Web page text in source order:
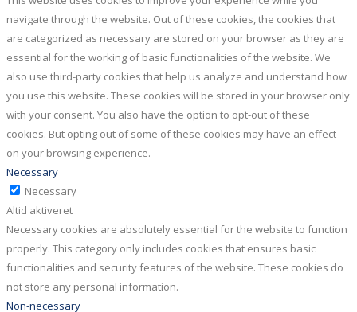
navigate through the website. Out of these cookies, the cookies that
are categorized as necessary are stored on your browser as they are
essential for the working of basic functionalities of the website. We
also use third-party cookies that help us analyze and understand how
you use this website. These cookies will be stored in your browser only
with your consent. You also have the option to opt-out of these
cookies. But opting out of some of these cookies may have an effect
on your browsing experience.
Necessary
Necessary
Altid aktiveret
Necessary cookies are absolutely essential for the website to function
properly. This category only includes cookies that ensures basic
functionalities and security features of the website. These cookies do
not store any personal information.
Non-necessary